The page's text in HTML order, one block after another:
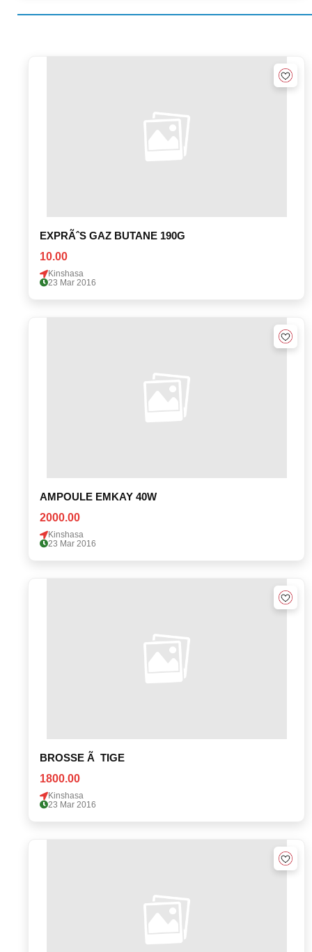
EXPRÃˆS GAZ BUTANE 190G
10.00
Kinshasa
23 Mar 2016
AMPOULE EMKAY 40W
2000.00
Kinshasa
23 Mar 2016
BROSSE Ã TIGE
1800.00
Kinshasa
23 Mar 2016